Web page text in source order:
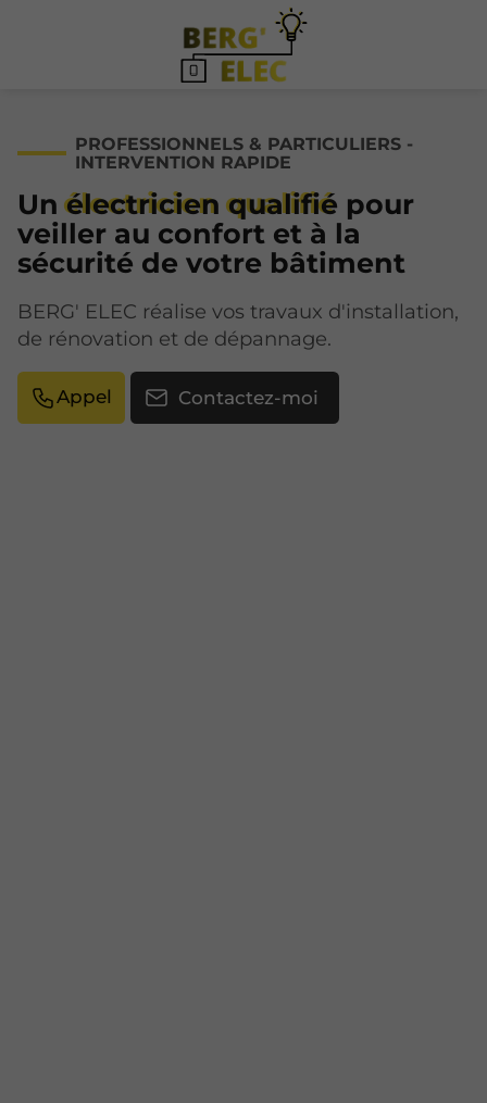
PROFESSIONNELS & PARTICULIERS -
INTERVENTION RAPIDE
Unélectricien qualifié pour
veiller au confort et à la
sécurité de votre bâtiment
BERG' ELEC réalise vos travaux d'installation,
de rénovation et de dépannage.
Appel Contactez-moi